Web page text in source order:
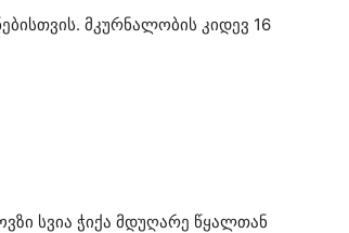
მკურნალობის კიდევ 16
სვია ჭიქა მდუღარე წყალთან